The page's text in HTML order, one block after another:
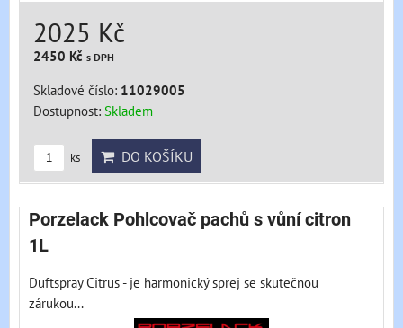
2025 Kč
2450 Kč s DPH
Skladové číslo: 11029005
Dostupnost: Skladem
ks DO KOŠÍKU
Porzelack Pohlcovač pachů s vůní citron
1L
Duftspray Citrus - je harmonický sprej se skutečnou
zárukou...